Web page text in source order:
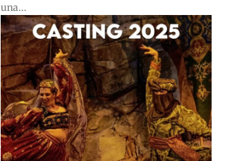
una...